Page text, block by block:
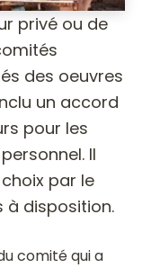
privé ou de
des oeuvres
un accord
pour les
Il
par le
à disposition.
comité qui a